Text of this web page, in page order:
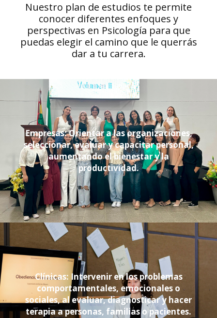
Nuestro plan de estudios te permite
conocer diferentes enfoques y
perspectivas en Psicología para que
puedas elegir el camino que le querrás
dar a tu carrera.
Empresas: Orientar a las organizaciones,
seleccionar, evaluar y capacitar personal,
aumentando el bienestar y la
productividad.
Clínicas: Intervenir en los problemas
comportamentales, emocionales o
sociales, al evaluar, diagnosticar y hacer
terapia a personas, familias o pacientes.